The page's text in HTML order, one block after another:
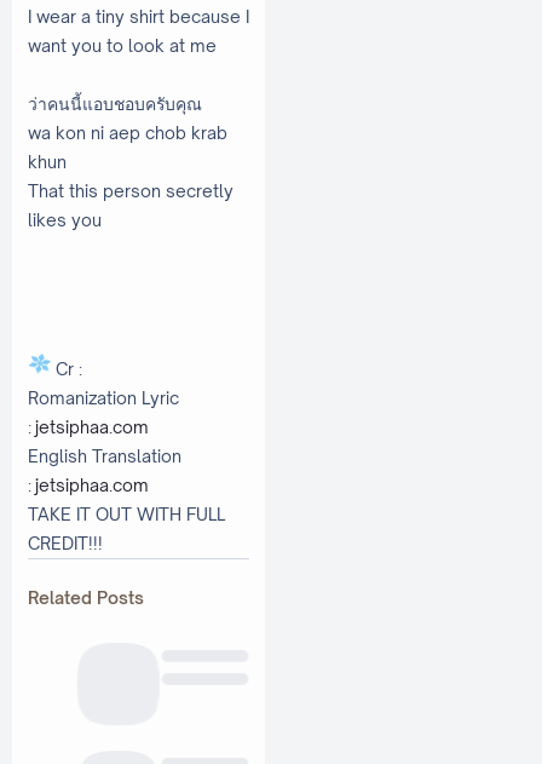
I wear a tiny shirt because I
want you to look at me
ว่าคนนี้แอบชอบครับคุณ
wa kon ni aep chob krab
khun
That this person secretly
likes you
Cr :
Romanization Lyric
:jetsiphaa.com
English Translation
:jetsiphaa.com
TAKE IT OUT WITH FULL
CREDIT!!!
Related Posts